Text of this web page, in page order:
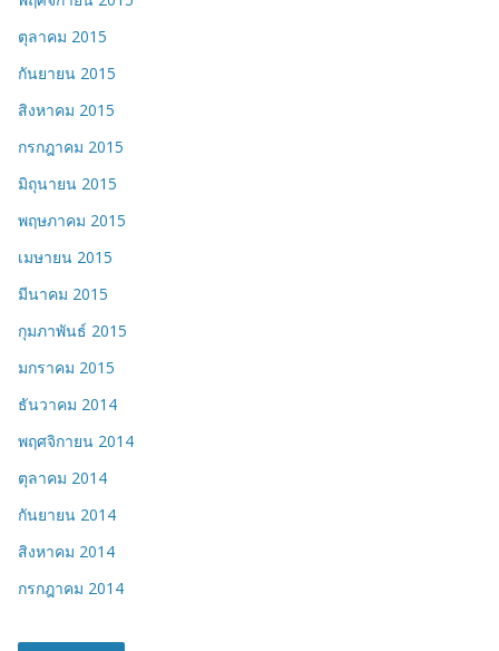
ตุลาคม 2015
กันยายน 2015
สิงหาคม 2015
กรกฎาคม 2015
มิถุนายน 2015
พฤษภาคม 2015
เมษายน 2015
มีนาคม 2015
กุมภาพันธ์ 2015
มกราคม 2015
ธันวาคม 2014
พฤศจิกายน 2014
ตุลาคม 2014
กันยายน 2014
สิงหาคม 2014
กรกฎาคม 2014